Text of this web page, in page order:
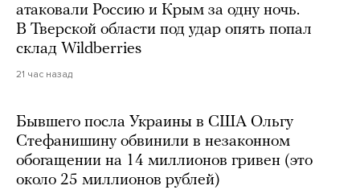
атаковали Россию и Крым за одну ночь.
В Тверской области под удар опять попал
склад Wildberries
21 час назад
Бывшего посла Украины в США Ольгу
Стефанишину обвинили в незаконном
обогащении на 14 миллионов гривен (это
около 25 миллионов рублей)